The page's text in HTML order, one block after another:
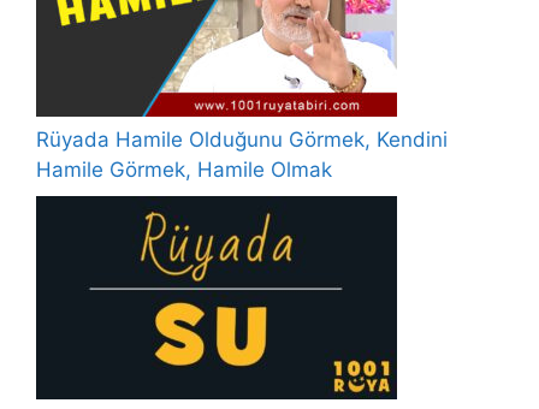
Rüyada Hamile Olduğunu Görmek, Kendini
Hamile Görmek, Hamile Olmak